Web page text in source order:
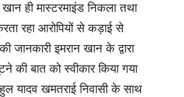
ही मास्टरमाइंड निकला तथा
रहा आरोपियों से कड़ाई से
इमरान खान के द्वारा
की बात को स्वीकार किया गया
यादव खमतराई निवासी के साथ